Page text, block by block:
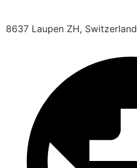
8637 Laupen ZH, Switzerland